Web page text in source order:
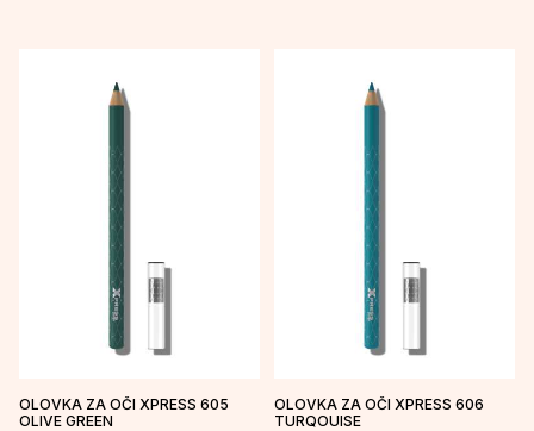
OLOVKA ZA OČI XPRESS 605
OLIVE GREEN
OLOVKA ZA OČI XPRESS 606
TURQOUISE